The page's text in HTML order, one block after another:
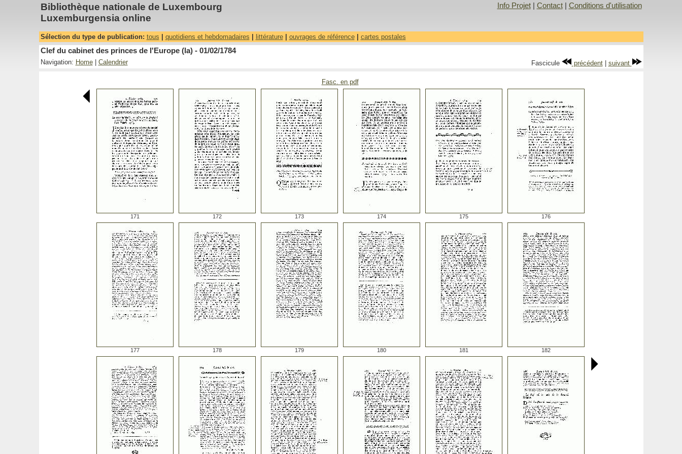
Bibliothèque nationale de Luxembourg
Luxemburgensia online
Info Projet| Contact| Conditions d'utilisation
Sélection du type de publication: tous quotidiens et hebdomadaires littérature| ouvrages de référence| cartes postales
Clef du cabinet des princes de l'Europe (la) - 01/02/1784
Navigation: Home| Calendrier Fascicule précédent| suivant
Fasc. en pdf
171 172 173 174 175 176
177 178 179 180 181 182